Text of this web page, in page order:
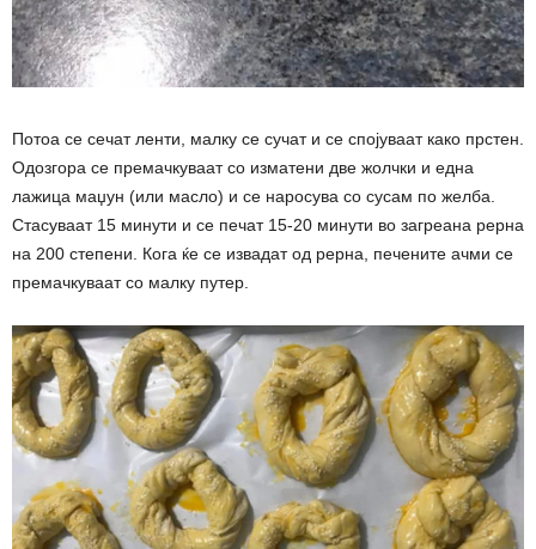
Потоа се сечат ленти, малку се сучат и се спојуваат како прстен.
Одозгора се премачкуваат со изматени две жолчки и една
лажица маџун (или масло) и се наросува со сусам по желба.
Стасуваат 15 минути и се печат 15-20 минути во загреана рерна
на 200 степени. Кога ќе се извадат од рерна, печените ачми се
премачкуваат со малку путер.